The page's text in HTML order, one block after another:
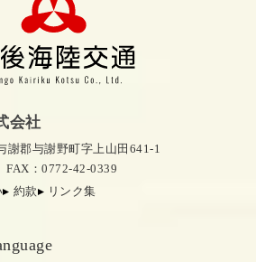
会社
謝郡与謝野町字上山田641-1
FAX：0772-42-0339
約款 リンク集